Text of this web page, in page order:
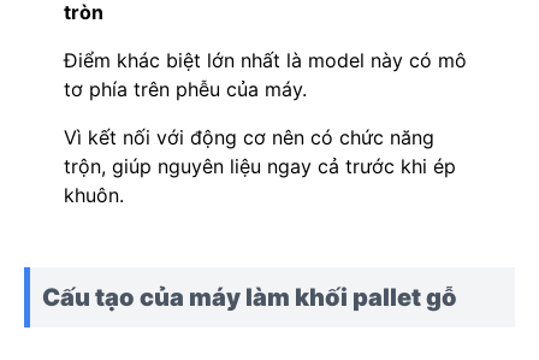
tròn
Điểm khác biệt lớn nhất là model này có mô
tơ phía trên phễu của máy.
Vì kết nối với động cơ nên có chức năng
trộn, giúp nguyên liệu ngay cả trước khi ép
khuôn.
Cấu tạo của máy làm khối pallet gỗ